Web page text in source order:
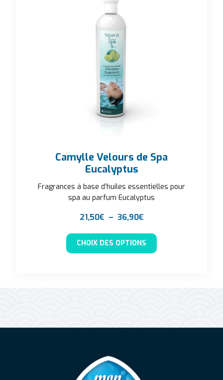
Camylle Velours de Spa
Eucalyptus
Fragrances à base d’huiles essentielles pour
spa au parfum Eucalyptus
21,50€ – 36,90€Plage de prix :
CHOIX DES OPTIONS